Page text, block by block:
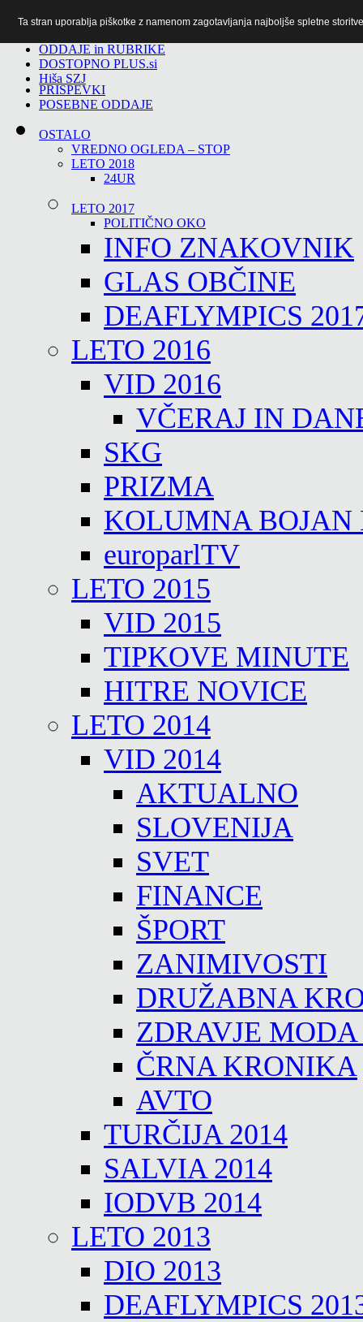
ODDAJE in RUBRIKE
DOSTOPNO PLUS.si
Hiša SZJ
PRISPEVKI
POSEBNE ODDAJE
OSTALO
VREDNO OGLEDA – STOP
LETO 2018
24UR
LETO 2017
POLITIČNO OKO
INFO ZNAKOVNIK
GLAS OBČINE
DEAFLYMPICS
LETO 2016
VID 2016
VČERAJ IN
SKG
PRIZMA
KOLUMNA BOJAN
europarlTV
LETO 2015
VID 2015
TIPKOVE MINUTE
HITRE NOVICE
LETO 2014
VID 2014
AKTUALNO
SLOVENIJA
SVET
FINANCE
ŠPORT
ZANIMIVOSTI
DRUŽABNA
ZDRAVJE
ČRNA KRONIKA
AVTO
TURČIJA 2014
SALVIA 2014
IODVB 2014
LETO 2013
DIO 2013
DEAFLYMPICS
Ta stran uporablja piškotke z namenom zagotavljanja najboljše spletne